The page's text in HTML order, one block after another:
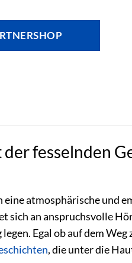
fesselnden
eine atmosphärische und
sich an anspruchsvolle
Egal ob auf dem
, die unter die